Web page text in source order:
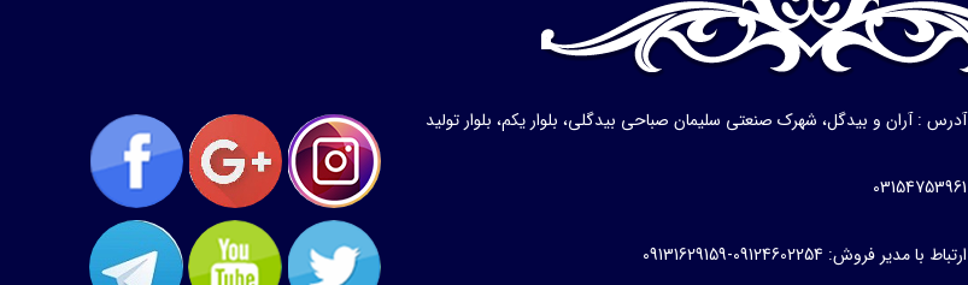
آدرس : آران و بیدگل، شهرک صنعتی سلیمان صباحی بیدگلی، بلوار یکم، بلوار تولید
03154753961
ارتباط با مدیر فروش: 09124602254-09131629159